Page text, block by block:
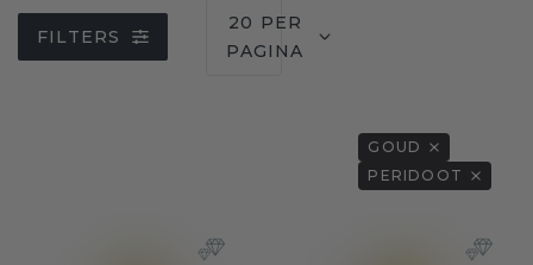
FILTERS
20 PER
PAGINA
GOUD
PERIDOOT